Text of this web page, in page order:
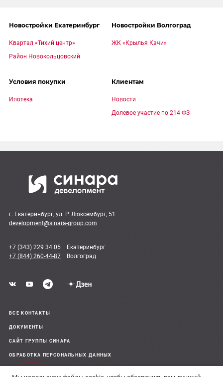
Новостройки Екатеринбург
Квартал «Тихий центр»
Район Новокольцовский
Новостройки Волгоград
ЖК «Крылья Качи»
Условия покупки
Ипотека
Клиентам
Новости
Долевое участие по 214 ФЗ
г. Екатеринбург, ул. Р. Люксембург, 51
development@sinara-group.com
+7 (343) 229 34 05 Екатеринбург
+7 (844) 260-44-87 Волгоград
ВСЕ КОНТАКТЫ
ДОКУМЕНТЫ
САЙТ ГРУППЫ СИНАРА
ОБРАБОТКА ПЕРСОНАЛЬНЫХ ДАННЫХ